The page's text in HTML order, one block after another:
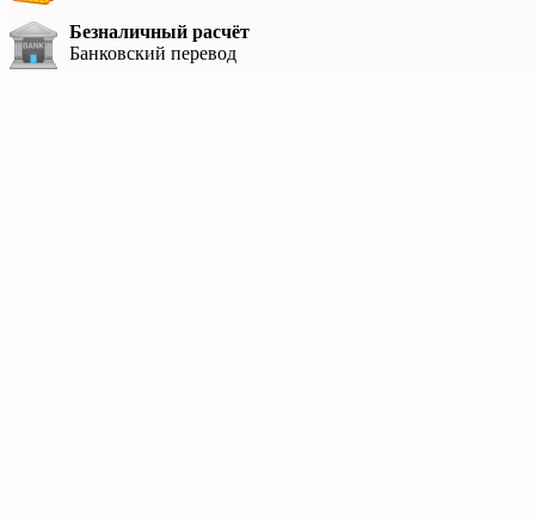
Безналичный расчёт
Банковский перевод